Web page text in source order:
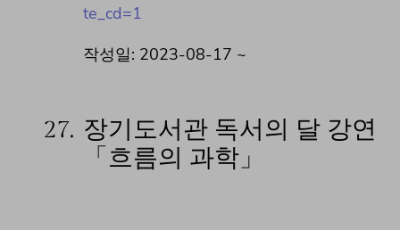
te_cd=1
작성일: 2023-08-17 ~
27. 장기도서관 독서의 달 강연
「흐름의 과학」